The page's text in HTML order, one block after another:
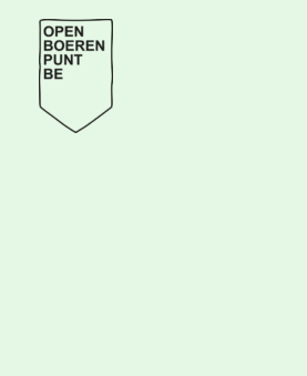
Spring
inhoud